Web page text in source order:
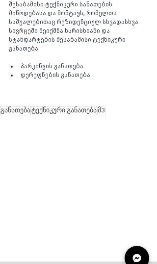
შესაბამისი ტექნიკური სანათების
მიწოდებასა და მონტაჟს, რომელთა
საშუალებითაც რეზიდენციულ სხვადასხვა
სივრცეში შეიქმნა ხარისხიანი და
სტანდარტების შესაბამისი ტექნიკური
განათება:
პარკინგის განათება
დერეფნების განათება
განათებატექნიკური განათებამ3